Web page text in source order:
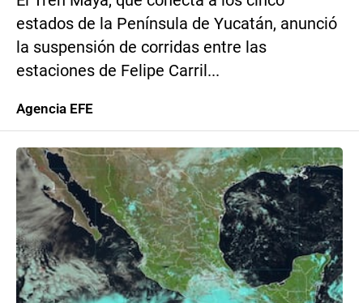
estados de la Península de Yucatán, anunció
la suspensión de corridas entre las
estaciones de Felipe Carril...
Agencia EFE